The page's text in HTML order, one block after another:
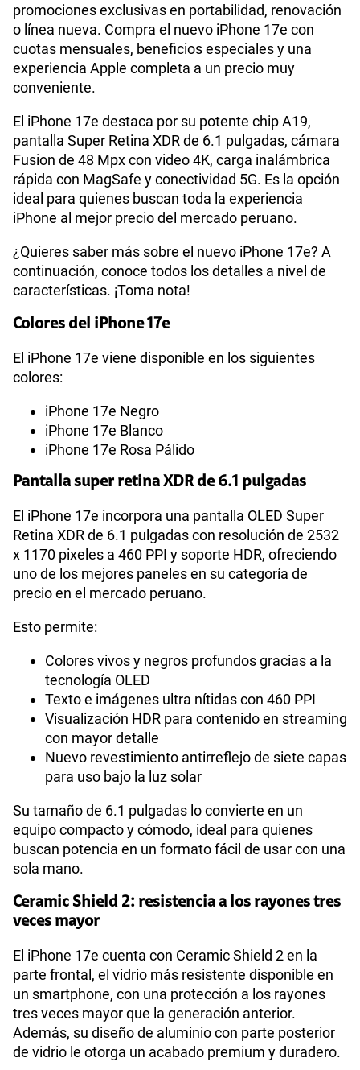
Procesador Chip Apple A19
Tamaño de Pantalla
WiFI
Peso
Bluetooth
Principal
Cámara de fotos Frontal
Capacidad Memoria Interna 256 GB | 512 GB
GPS Si
Reconocimiento Facial
Lector de Huella Si
Dimensión 146.7 × 71.5 × 7.8 mm
VoLTE
VoWiFi Si
Compatibilidad nano-SIM Sí
Compatibilidad con eSIM Sí
promociones exclusivas en portabilidad, renovación
o línea nueva. Compra el nuevo iPhone 17e con
cuotas mensuales, beneficios especiales y una
experiencia Apple completa a un precio muy
conveniente.
El iPhone 17e destaca por su potente chip A19,
pantalla Super Retina XDR de 6.1 pulgadas, cámara
Fusion de 48 Mpx con video 4K, carga inalámbrica
rápida con MagSafe y conectividad 5G. Es la opción
ideal para quienes buscan toda la experiencia
iPhone al mejor precio del mercado peruano.
¿Quieres saber más sobre el nuevo iPhone 17e? A
continuación, conoce todos los detalles a nivel de
características. ¡Toma nota!
Colores del iPhone 17e
El iPhone 17e viene disponible en los siguientes
colores:
iPhone 17e Negro
iPhone 17e Blanco
iPhone 17e Rosa Pálido
Pantalla super retina XDR de 6.1 pulgadas
El iPhone 17e incorpora una pantalla OLED Super
Retina XDR de 6.1 pulgadas con resolución de 2532
x 1170 pixeles a 460 PPI y soporte HDR, ofreciendo
uno de los mejores paneles en su categoría de
precio en el mercado peruano.
Esto permite:
Colores vivos y negros profundos gracias a la
tecnología OLED
Texto e imágenes ultra nítidas con 460 PPI
Visualización HDR para contenido en streaming
con mayor detalle
Nuevo revestimiento antirreflejo de siete capas
para uso bajo la luz solar
Su tamaño de 6.1 pulgadas lo convierte en un
equipo compacto y cómodo, ideal para quienes
buscan potencia en un formato fácil de usar con una
sola mano.
Ceramic Shield 2: resistencia a los rayones tres
veces mayor
El iPhone 17e cuenta con Ceramic Shield 2 en la
parte frontal, el vidrio más resistente disponible en
un smartphone, con una protección a los rayones
tres veces mayor que la generación anterior.
Además, su diseño de aluminio con parte posterior
de vidrio le otorga un acabado premium y duradero.